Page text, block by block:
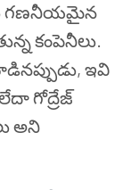
గణనీయమైన
కంపెనీలు.
ఇవి
గోద్రేజ్
అని